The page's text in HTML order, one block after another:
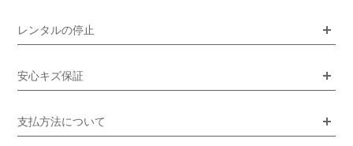
レンタルの停止
安心キズ保証
支払方法について